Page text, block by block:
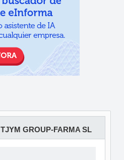
TJYM GROUP-FARMA SL